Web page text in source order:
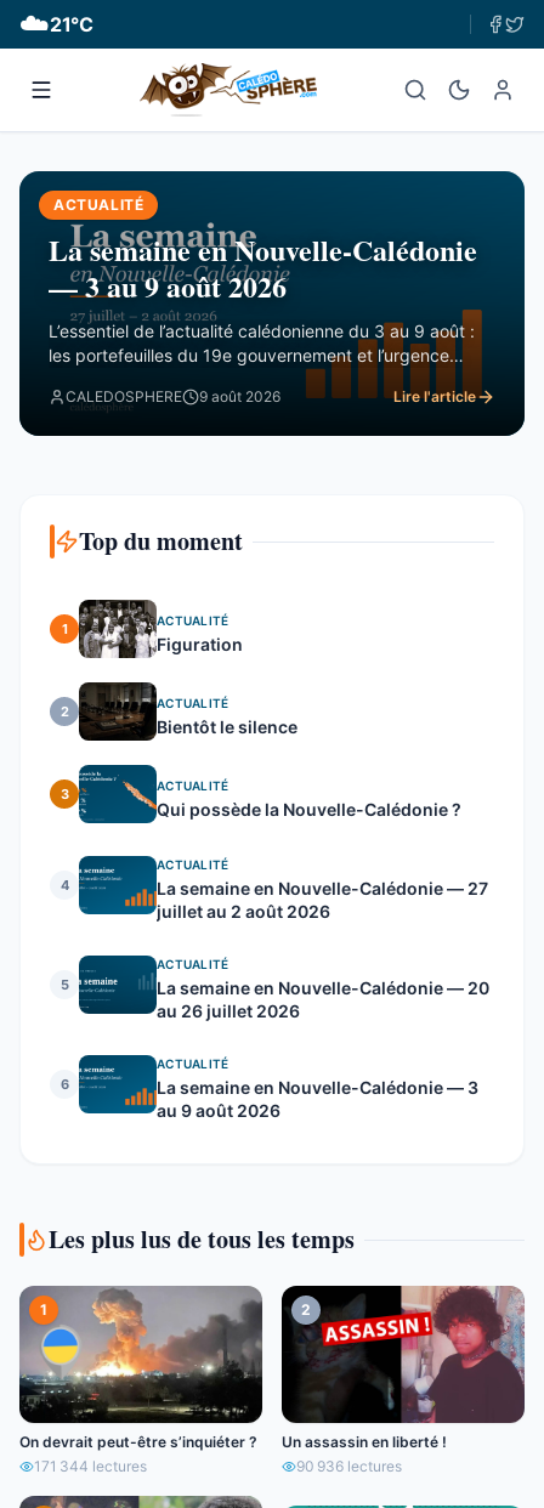
☁️21°C
ACTUALITÉ
La semaine en Nouvelle-Calédonie
— 3 au 9 août 2026
L’essentiel de l’actualité calédonienne du 3 au 9 août :
les portefeuilles du 19e gouvernement et l’urgence
incendies du Mont-Dore, le Betico en panne et le Forum
CALEDOSPHERE 9 août 2026 Lire l'article
Top du moment
1
ACTUALITÉ
Figuration
2
ACTUALITÉ
Bientôt le silence
3
ACTUALITÉ
Qui possède la Nouvelle-Calédonie ?
4
ACTUALITÉ
La semaine en Nouvelle-Calédonie — 27
juillet au 2 août 2026
5
ACTUALITÉ
La semaine en Nouvelle-Calédonie — 20
au 26 juillet 2026
6
ACTUALITÉ
La semaine en Nouvelle-Calédonie — 3
au 9 août 2026
Les plus lus de tous les temps
1
On devrait peut-être s’inquiéter ?
171 344 lectures
2
Un assassin en liberté !
90 936 lectures